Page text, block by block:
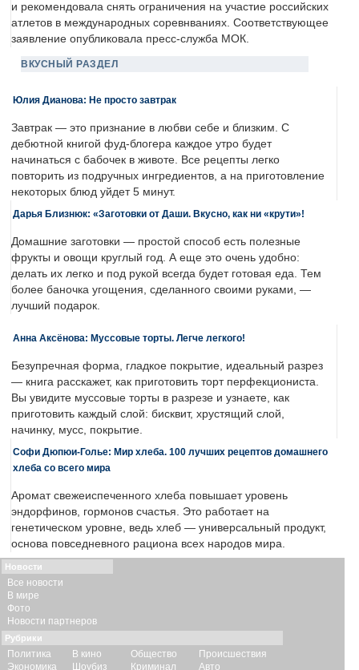
и рекомендовала снять ограничения на участие российских
атлетов в международных соревнваниях. Соответствующее
заявление опубликовала пресс-служба МОК.
ВКУСНЫЙ РАЗДЕЛ
Юлия Дианова: Не просто завтрак
Завтрак — это признание в любви себе и близким. С
дебютной книгой фуд-блогера каждое утро будет
начинаться с бабочек в животе. Все рецепты легко
повторить из подручных ингредиентов, а на приготовление
некоторых блюд уйдет 5 минут.
Дарья Близнюк: «Заготовки от Даши. Вкусно, как ни «крути»!
Домашние заготовки — простой способ есть полезные
фрукты и овощи круглый год. А еще это очень удобно:
делать их легко и под рукой всегда будет готовая еда. Тем
более баночка угощения, сделанного своими руками, —
лучший подарок.
Анна Аксёнова: Муссовые торты. Легче легкого!
Безупречная форма, гладкое покрытие, идеальный разрез
— книга расскажет, как приготовить торт перфекциониста.
Вы увидите муссовые торты в разрезе и узнаете, как
приготовить каждый слой: бисквит, хрустящий слой,
начинку, мусс, покрытие.
Софи Дюпюи-Голье: Мир хлеба. 100 лучших рецептов домашнего
хлеба со всего мира
Аромат свежеиспеченного хлеба повышает уровень
эндорфинов, гормонов счастья. Это работает на
генетическом уровне, ведь хлеб — универсальный продукт,
основа повседневного рациона всех народов мира.
Новости
Все новости
В мире
Фото
Новости партнеров
Рубрики
Политика
Экономика
В кино
Шоубиз
Общество
Криминал
Происшествия
Авто